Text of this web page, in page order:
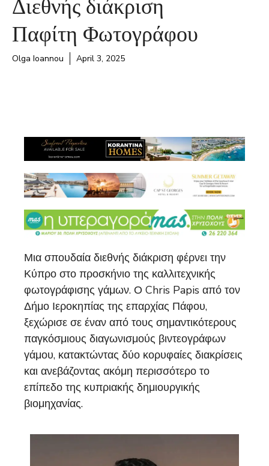
Παφίτη Φωτογράφου
Olga Ioannou April 3, 2025
Μια σπουδαία διεθνής διάκριση φέρνει την
Κύπρο στο προσκήνιο της καλλιτεχνικής
φωτογράφισης γάμων. Ο Chris Papis από τον
Δήμο Ιεροκηπίας της επαρχίας Πάφου,
ξεχώρισε σε έναν από τους σημαντικότερους
παγκόσμιους διαγωνισμούς βιντεογράφων
γάμου, κατακτώντας δύο κορυφαίες διακρίσεις
και ανεβάζοντας ακόμη περισσότερο το
επίπεδο της κυπριακής δημιουργικής
βιομηχανίας.